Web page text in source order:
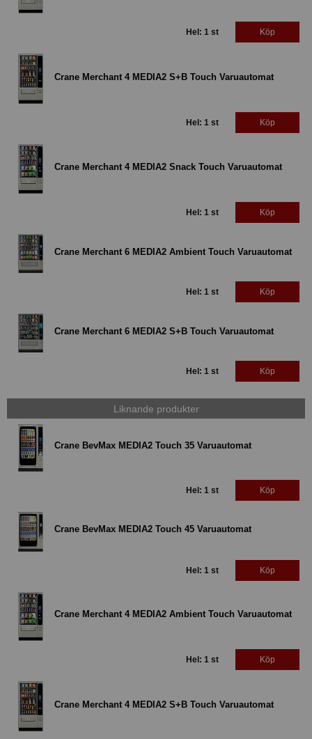
Hel: 1 st Köp
Crane Merchant 4 MEDIA2 S+B Touch Varuautomat
Hel: 1 st Köp
Crane Merchant 4 MEDIA2 Snack Touch Varuautomat
Hel: 1 st Köp
Crane Merchant 6 MEDIA2 Ambient Touch Varuautomat
Hel: 1 st Köp
Crane Merchant 6 MEDIA2 S+B Touch Varuautomat
Hel: 1 st Köp
Liknande produkter
Crane BevMax MEDIA2 Touch 35 Varuautomat
Hel: 1 st Köp
Crane BevMax MEDIA2 Touch 45 Varuautomat
Hel: 1 st Köp
Crane Merchant 4 MEDIA2 Ambient Touch Varuautomat
Hel: 1 st Köp
Crane Merchant 4 MEDIA2 S+B Touch Varuautomat